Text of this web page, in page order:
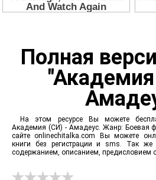
Полная
На этом ресурсе Вы можете
Академия (СИ) - Амадеус. Жанр: Боевая
сайте onlinechitalka.com Вы можете
книги без регистрации и sms. Так
содержанием, описанием, предисловием